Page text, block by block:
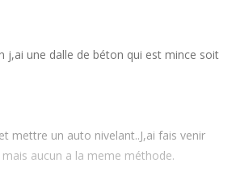
je suis très inquiète.
j,ai une dalle de béton qui est mince soit
mettre un auto nivelant..J,ai fais venir
aucun a la meme méthode.